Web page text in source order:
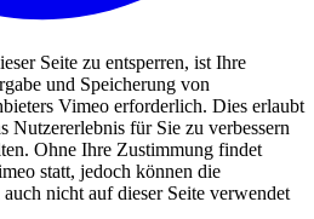
Seite zu entsperren, ist Ihre
und Speicherung von
Vimeo erforderlich. Dies erlaubt
Nutzererlebnis für Sie zu verbessern
Ohne Ihre Zustimmung findet
statt, jedoch können die
nicht auf dieser Seite verwendet